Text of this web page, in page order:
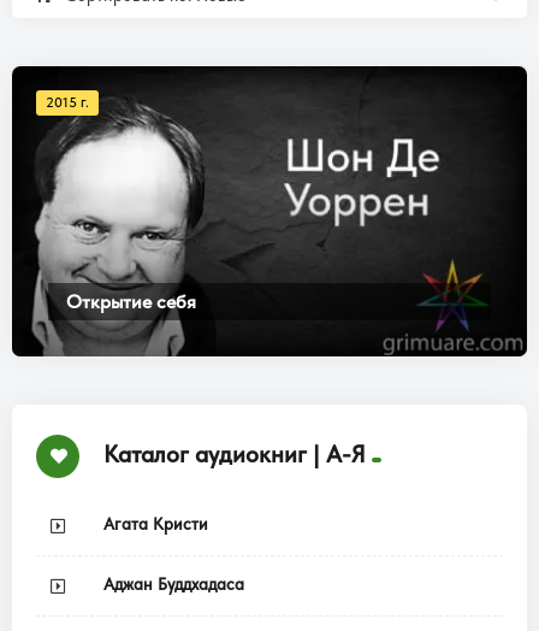
2015 г.
Открытие себя
Каталог аудиокниг | А-Я
Агата Кристи
Аджан Буддхадаса